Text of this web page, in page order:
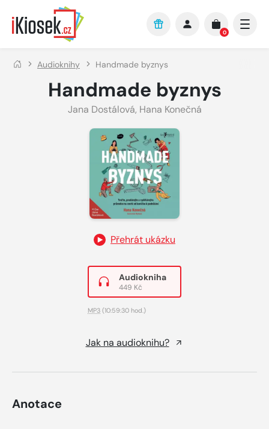
Přejít na hlavní obsah
0
Audioknihy Handmade byznys
Handmade byznys
Jana Dostálová, Hana Konečná
Přehrát ukázku
Audiokniha
449 Kč
MP3 (10:59:30 hod.)
Jak na audioknihu?
Anotace